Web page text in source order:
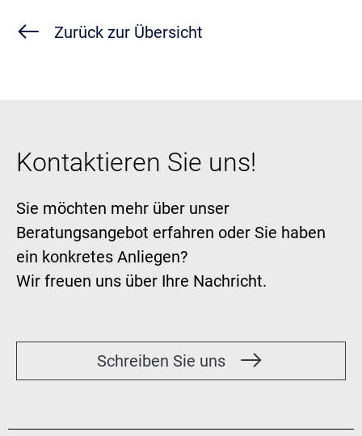
Zurück zur Übersicht
Kontaktieren Sie uns!
Sie möchten mehr über unser
Beratungsangebot erfahren oder Sie haben
ein konkretes Anliegen?
Wir freuen uns über Ihre Nachricht.
Schreiben Sie uns